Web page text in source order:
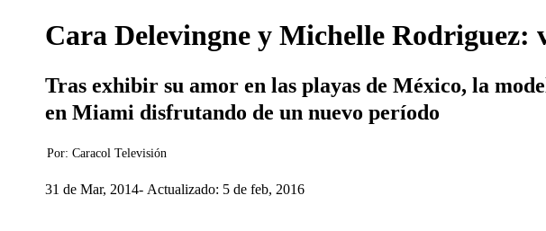
Cara Delevingne y Michelle Rodriguez:
Tras exhibir su amor en las playas de México, la
en Miami disfrutando de un nuevo período
Por: Caracol Televisión
31 de Mar, 2014 Actualizado: 5 de feb, 2016